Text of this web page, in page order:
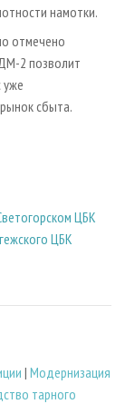
намотки.
отмечено
2 позволит
уже
сбыта.
ЦБК
ЦБК
| Модернизация
тарного